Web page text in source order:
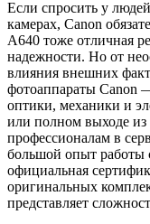
Если спросить у
камерах, Canon
A640 тоже отличная
надежности. Но от
влияния внешних
фотоаппараты Canon
оптики, механики и
или полном выходе из
профессионалам в
большой опыт работы
официальная
оригинальных
представляет